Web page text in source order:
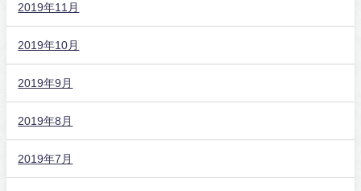
2019年11月
2019年10月
2019年9月
2019年8月
2019年7月